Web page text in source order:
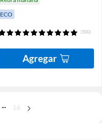
ECO
(500)
Agregar
... 16